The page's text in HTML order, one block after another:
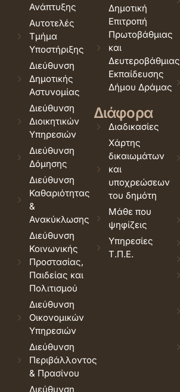
Ανάπτυξης
Αυτοτελές
Τμήμα
Υποστήριξης
Διεύθυνση
Δημοτικής
Αστυνομίας
Διεύθυνση
Διοικητικών
Υπηρεσιών
Διεύθυνση
Δόμησης
Διεύθυνση
Καθαριότητας
&
Ανακύκλωσης
Διεύθυνση
Κοινωνικής
Προστασίας,
Παιδείας και
Πολιτισμού
Διεύθυνση
Οικονομικών
Υπηρεσιών
Διεύθυνση
Περιβάλλοντος
& Πρασίνου
Διεύθυνση
Δημοτική
Επιτροπή
Πρωτοβάθμιας
και
Δευτεροβάθμιας
Εκπαίδευσης
Δήμου Δράμας
Διάφορα
Διαδικασίες
Χάρτης
δικαιωμάτων
και
υποχρεώσεων
του δημότη
Μάθε που
ψηφίζεις
Υπηρεσίες
Τ.Π.Ε.